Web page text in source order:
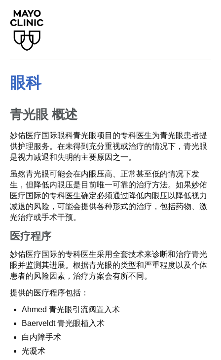
眼科
青光眼 概述
妙佑医疗国际眼科青光眼项目的专科医生为青光眼患者提
供护理服务。在未得到充分重视或治疗的情况下，青光眼
是视力减退和失明的主要原因之一。
虽然青光眼可能会在内眼压高、正常甚至低的情况下发
生，但降低内眼压是目前唯一可靠的治疗方法。如果妙佑
医疗国际的专科医生确定必须通过降低内眼压以降低视力
减退的风险，可能会提供各种形式的治疗，包括药物、激
光治疗或手术干预。
医疗程序
妙佑医疗国际的专科医生采用全套技术来诊断和治疗青光
眼并监测其进展。根据青光眼的类型和严重程度以及个体
患者的风险因素，治疗方案会有所不同。
提供的医疗程序包括：
Ahmed 青光眼引流阀置入术
Baerveldt 青光眼植入术
白内障手术
光凝术